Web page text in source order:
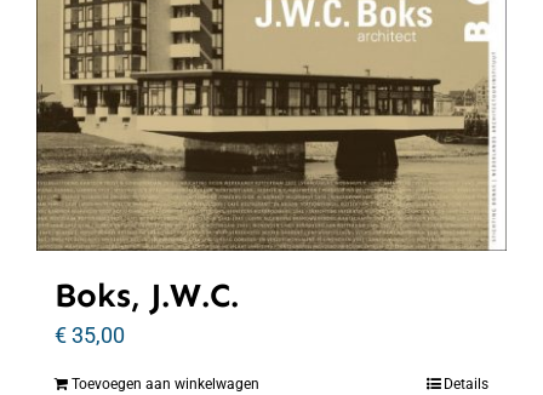
Boks, J.W.C.
€35,00
Toevoegen aan winkelwagen Details